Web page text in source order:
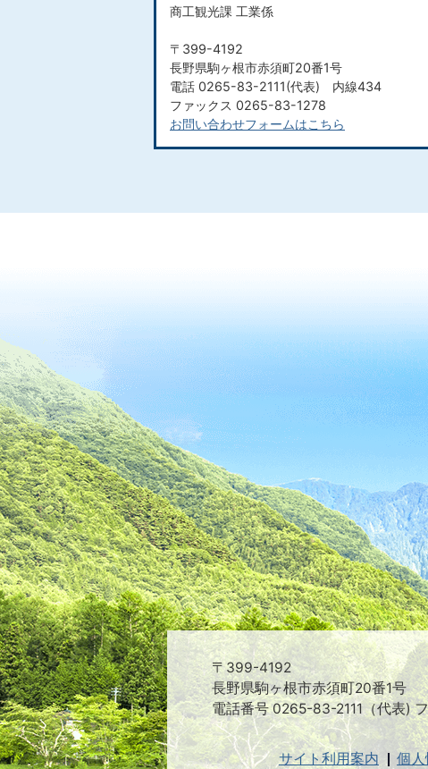
商工観光課 工業係
〒399-4192
長野県駒ヶ根市赤須町20番1号
電話 0265-83-2111(代表) 内線434
ファックス 0265-83-1278
お問い合わせフォームはこちら
〒399-4192
長野県駒ヶ根市赤須町20番1号
電話番号 0265-83-2111（代表)
サイト利用案内 個